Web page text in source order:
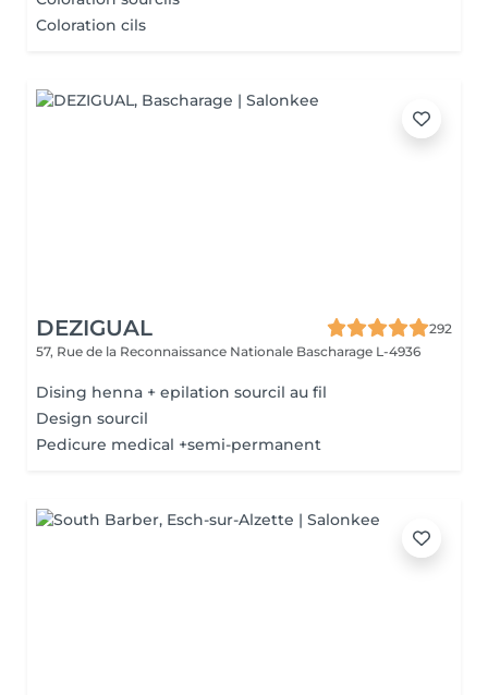
Coloration cils
DEZIGUAL
292
57, Rue de la Reconnaissance Nationale Bascharage L-4936
Dising henna + epilation sourcil au fil
Design sourcil
Pedicure medical +semi-permanent